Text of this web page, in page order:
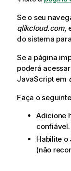
Se o seu
qlikcloud.com,
do sistema
Se a página
poderá acessar
JavaScriptem
Faça o
Adicione
Habilite o
(não